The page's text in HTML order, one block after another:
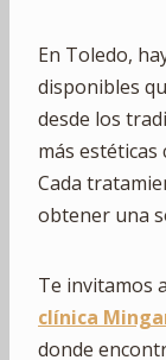
En Toledo,
disponibles
desde los
más
Cada
obtener una
Te invitamos
clínica
donde